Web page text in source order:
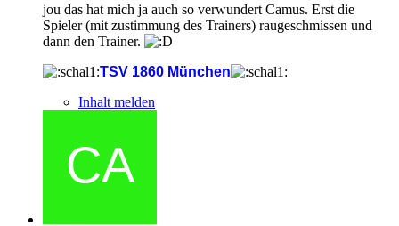
jou das hat mich ja auch so verwundert Camus. Erst die
Spieler (mit zustimmung des Trainers) raugeschmissen und
dann den Trainer.
TSV 1860 München
Inhalt melden